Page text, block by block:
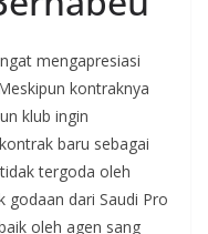
mengapresiasi
kontraknya
klub ingin
baru sebagai
tergoda oleh
godaan dari Saudi Pro
oleh agen sang